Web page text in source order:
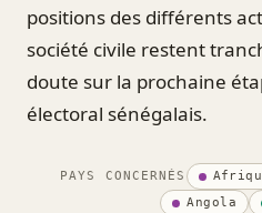
positions des différents
société civile restent
doute sur la prochaine
électoral sénégalais.
PAYS CONCERNÉS
Angola